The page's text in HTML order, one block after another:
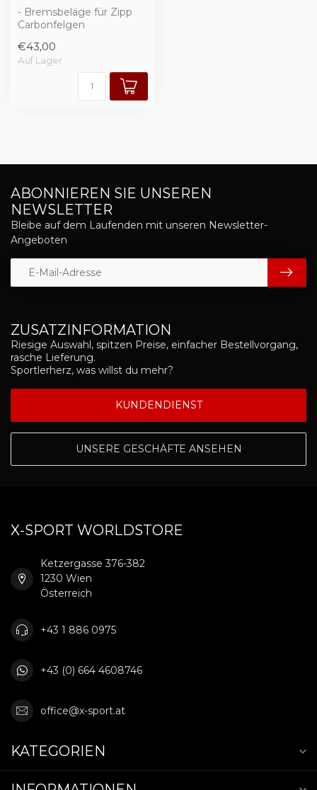
- Bremsbeläge für Zipp
Carbonfelgen
€43,00
Auf Lager
ZUSATZINFORMATION
Riesige Auswahl, spitzen Preise, einfacher Bestellvorgang,
rasche Lieferung.
Sportlerherz, was willst du mehr?
KUNDENDIENST
UNSERE GESCHÄFTE ANSEHEN
ABONNIEREN SIE UNSEREN
NEWSLETTER
Bleibe auf dem Laufenden mit unseren Newsletter-
Angeboten
X-SPORT WORLDSTORE
Ketzergasse 376-382
1230 Wien
Österreich
+43 1 886 0975
+43 (0) 664 4608746
office@x-sport.at
KATEGORIEN